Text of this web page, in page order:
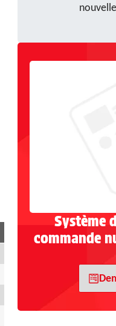
Système
commande